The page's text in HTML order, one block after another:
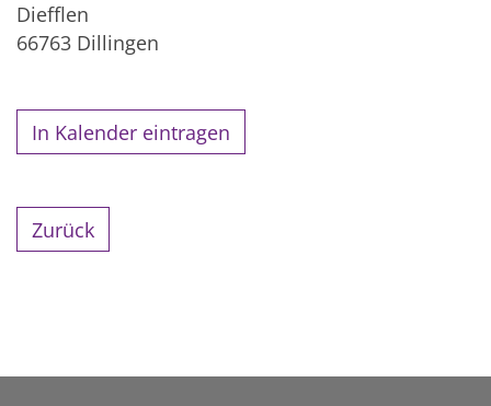
Diefflen
66763 Dillingen
In Kalender eintragen
Zurück